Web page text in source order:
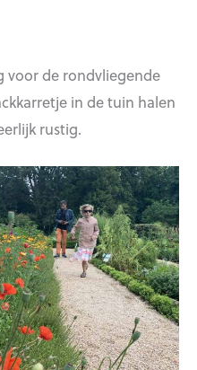
voor de rondvliegende
in de tuin halen
rustig.